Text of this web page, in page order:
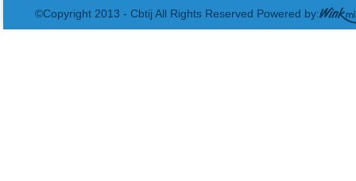
©Copyright 2013 - Cbtij All Rights Reserved Powered by: